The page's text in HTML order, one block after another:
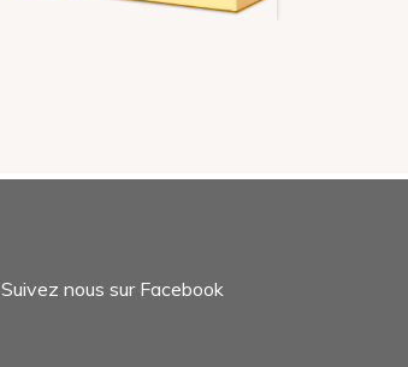
Suivez nous sur Facebook